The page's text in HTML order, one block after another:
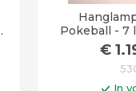
Pokeball - 7
Goud
€
In